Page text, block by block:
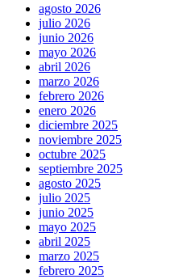
agosto 2026
julio 2026
junio 2026
mayo 2026
abril 2026
marzo 2026
febrero 2026
enero 2026
diciembre 2025
noviembre 2025
octubre 2025
septiembre 2025
agosto 2025
julio 2025
junio 2025
mayo 2025
abril 2025
marzo 2025
febrero 2025